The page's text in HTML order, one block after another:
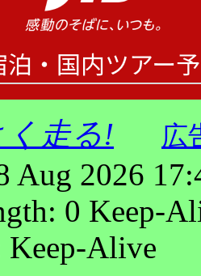
く走る! 広
Aug 2026
0 Keep-
Keep-Alive